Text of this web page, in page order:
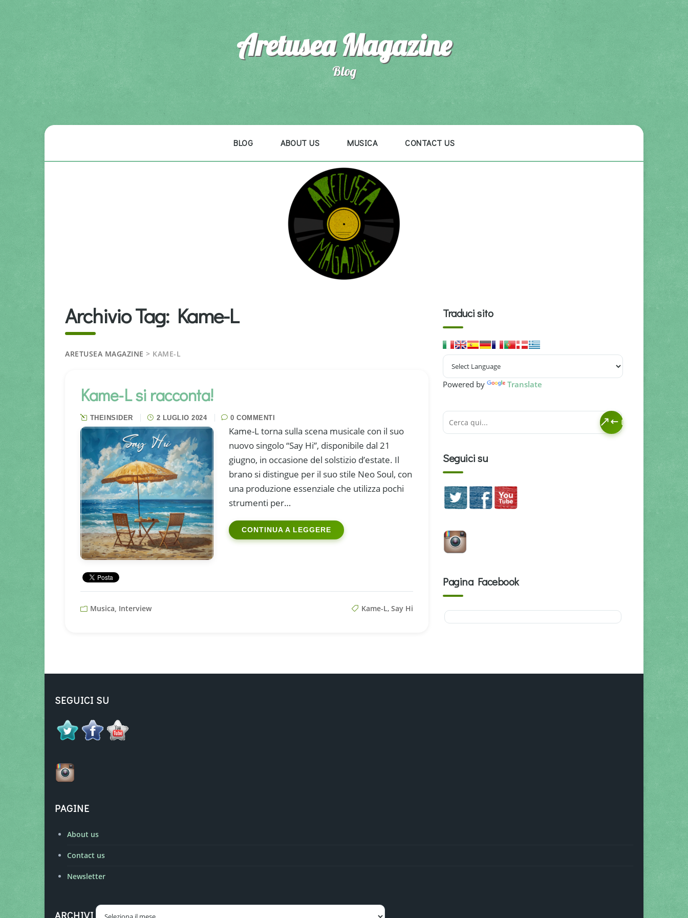
Aretusea Magazine
Blog
BLOG ABOUT US MUSICA CONTACT US
Archivio Tag: Kame-L
ARETUSEA MAGAZINE > KAME-L
Kame-L si racconta!
THEINSIDER 2 LUGLIO 2024 0 COMMENTI
Kame-L torna sulla scena musicale con il suo
nuovo singolo “Say Hi”, disponibile dal 21
giugno, in occasione del solstizio d’estate. Il
brano si distingue per il suo stile Neo Soul, con
una produzione essenziale che utilizza pochi
strumenti per…
CONTINUA A LEGGERE
Musica, Interview Kame-L, Say Hi
Traduci sito
Powered by Translate
Seguici su
Pagina Facebook
SEGUICI SU
PAGINE
About us
Contact us
Newsletter
ARCHIVI Archivi